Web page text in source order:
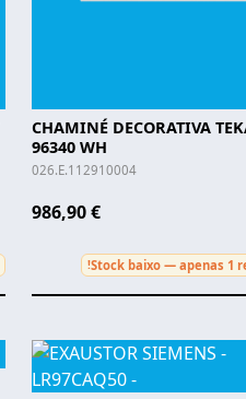
CHAMINÉ DECORATIVA
96340 WH
026.E.112910004
986,90 €
!Stock baixo — apenas 1